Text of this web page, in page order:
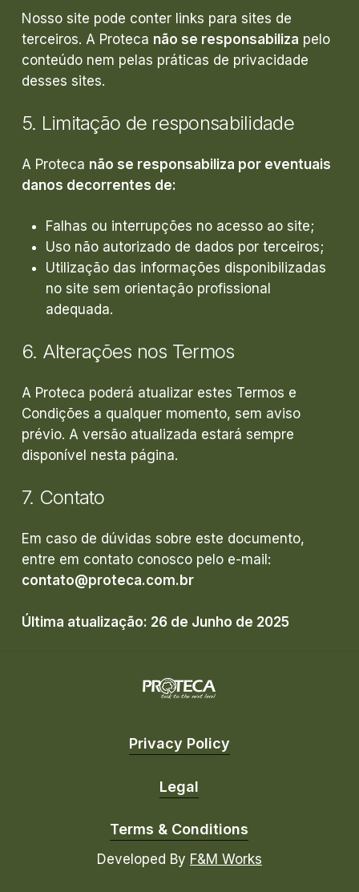
Nosso site pode conter links para sites de
terceiros. A Proteca não se responsabiliza pelo
conteúdo nem pelas práticas de privacidade
desses sites.
5. Limitação de responsabilidade
A Proteca não se responsabiliza por eventuais
danos decorrentes de:
Falhas ou interrupções no acesso ao site;
Uso não autorizado de dados por terceiros;
Utilização das informações disponibilizadas
no site sem orientação profissional
adequada.
6. Alterações nos Termos
A Proteca poderá atualizar estes Termos e
Condições a qualquer momento, sem aviso
prévio. A versão atualizada estará sempre
disponível nesta página.
7. Contato
Em caso de dúvidas sobre este documento,
entre em contato conosco pelo e-mail:
contato@proteca.com.br
Última atualização: 26 de Junho de 2025
Privacy Policy
Legal
Terms & Conditions
Developed By F&M Works